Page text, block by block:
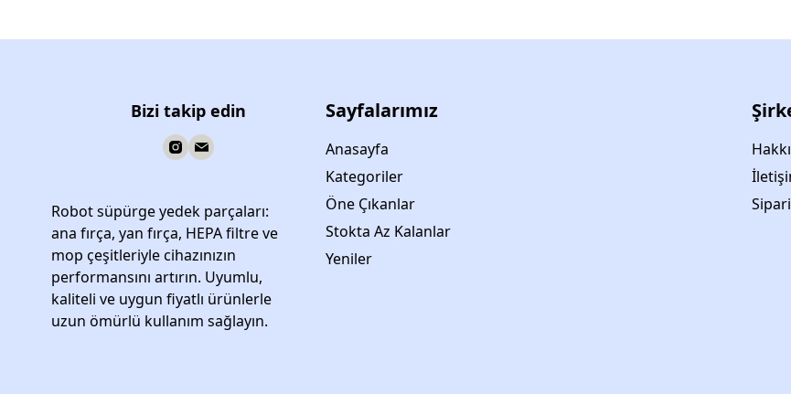
Bizi takip edin
Robot süpürge yedek parçaları:
ana fırça, yan fırça, HEPA filtre ve
mop çeşitleriyle cihazınızın
performansını artırın. Uyumlu,
kaliteli ve uygun fiyatlı ürünlerle
uzun ömürlü kullanım sağlayın.
Sayfalarımız
Anasayfa
Kategoriler
Öne Çıkanlar
Stokta Az Kalanlar
Yeniler